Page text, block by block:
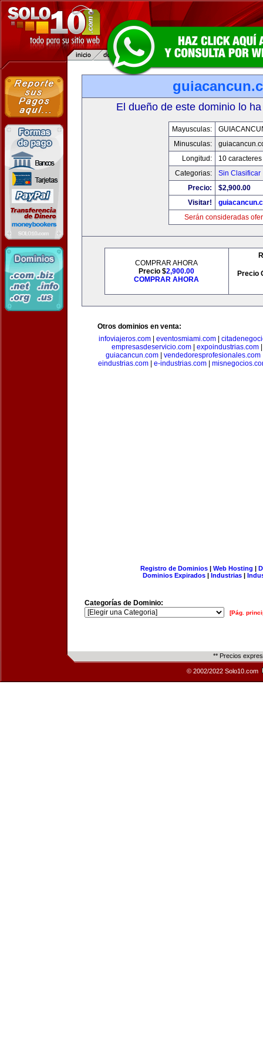
El dueño de este dominio lo
Mayusculas:
Minusculas:
Longitud:
10 caracteres
Categorias:
Sin Clasificar
Precio:
$2,900.00
Visitar!
Serán consideradas
COMPRAR AHORA
Precio $2,900.00
COMPRAR AHORA
Precio
Otros dominios en venta:
infoviajeros.com
eventosmiami.com
empresasdeservicio.com
expoindustrias.com
guiacancun.com| vendedoresprofesionales.com
eindustrias.com
e-industrias.com
Registro de Dominios| Web Hosting |
Dominios Expirados | Industrias |
Categorías de Dominio:
[Pág.
** Precios
© 2002/2022 Solo10.com